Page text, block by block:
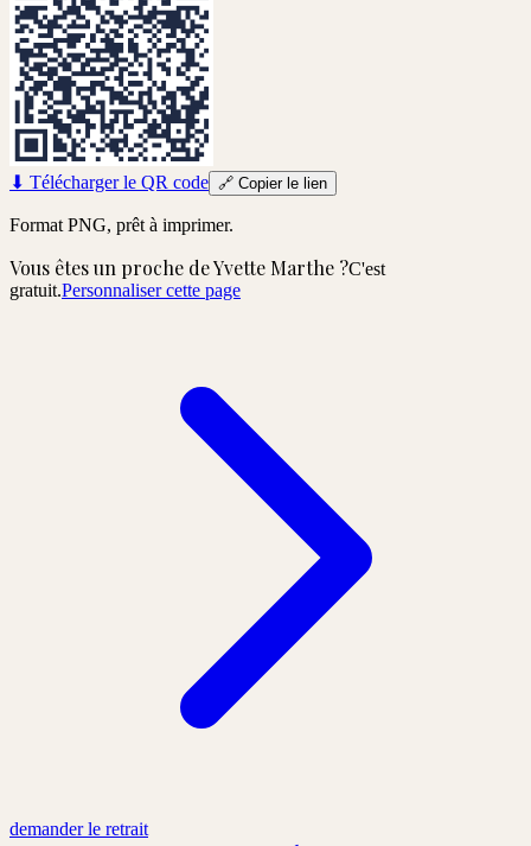
⬇ Télécharger le QR code 🔗 Copier le lien
Format PNG, prêt à imprimer.
Vous êtes un proche deYvette Marthe ?C'est
gratuit.Personnaliser cette page
demander le retrait